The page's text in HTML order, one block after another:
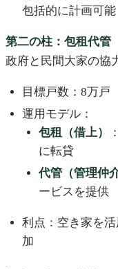
包括的に計画可能
第二の柱：包租代管
政府と民間大家の協
目標戸数：8万戸
運用モデル：
包租（借上）
に転貸
代管（管理仲介
ービスを提供
利点：空き家を
加